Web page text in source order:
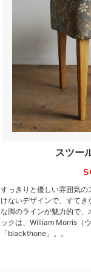
スツー
すっきりと優しい雰囲気
けないデザインで、すて
な脚のラインが魅力的で、
ックは、William Morris（
「blackthone」。。